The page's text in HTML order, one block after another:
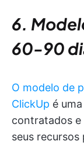
6.
60-90
O modelo de
ClickUp é
contratados e
seus recursos